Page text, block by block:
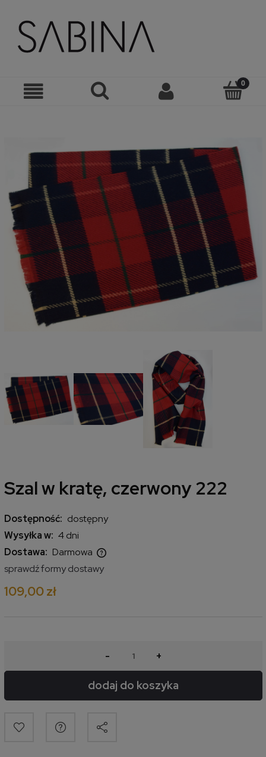
Szal w kratę, czerwony 222
Dostępność: dostępny
Wysyłka w: 4 dni
Dostawa: Darmowa
Cena nie zawiera ewentualnych kosztów płatności
sprawdź formy dostawy
109,00 zł
- +
dodaj do koszyka